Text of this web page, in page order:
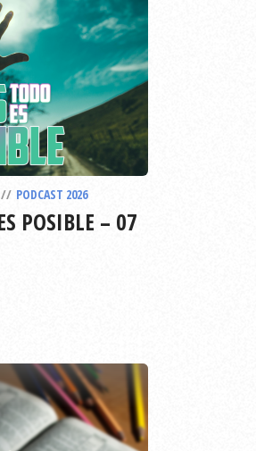
PODCAST 2026
POSIBLE – 07
EPISODIO